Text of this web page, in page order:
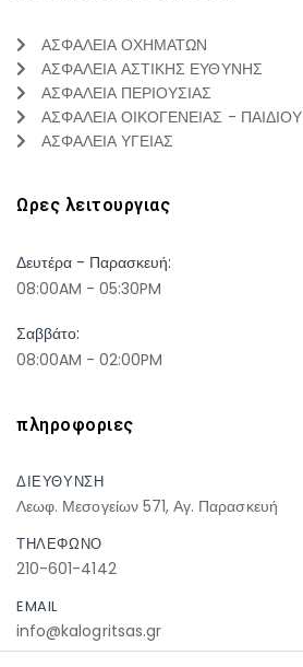
ΑΣΦΑΛΕΙΑ ΟΧΗΜΑΤΩΝ
ΑΣΦΑΛΕΙΑ ΑΣΤΙΚΗΣ ΕΥΘΥΝΗΣ
ΑΣΦΑΛΕΙΑ ΠΕΡΙΟΥΣΙΑΣ
ΑΣΦΑΛΕΙΑ ΟΙΚΟΓΕΝΕΙΑΣ - ΠΑΙΔΙΟΥ
ΑΣΦΑΛΕΙΑ ΥΓΕΙΑΣ
Ωρες λειτουργιας
Δευτέρα - Παρασκευή:
08:00AM - 05:30PM
Σαββάτο:
08:00AM - 02:00PM
πληροφοριες
ΔΙΕΥΘΥΝΣΗ
Λεωφ. Μεσογείων 571, Αγ. Παρασκευή
ΤΗΛΕΦΩΝΟ
210-601-4142
EMAIL
info@kalogritsas.gr